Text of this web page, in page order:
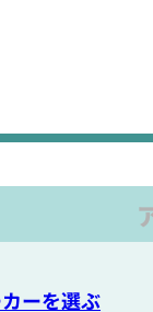
ーを選ぶ